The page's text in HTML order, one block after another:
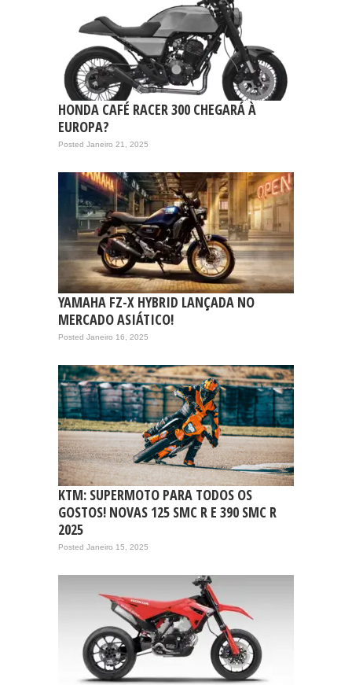
HONDA CAFÉ RACER 300 CHEGARÁ À
EUROPA?
Posted Janeiro 21, 2025
YAMAHA FZ-X HYBRID LANÇADA NO
MERCADO ASIÁTICO!
Posted Janeiro 16, 2025
KTM: SUPERMOTO PARA TODOS OS
GOSTOS! NOVAS 125 SMC R E 390 SMC R
2025
Posted Janeiro 15, 2025